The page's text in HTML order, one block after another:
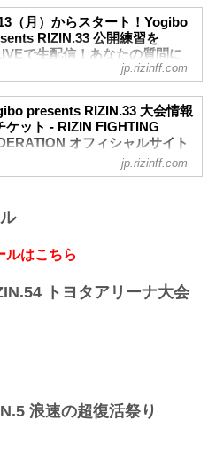
（月）からスタート！Yogibo
RIZIN.33 公開練習を
で生配信！あなたの質問に
が答える？！ - RIZIN
FEDERATION オフィシ
31日（金）さいたまスーパーアリー
開催されるYogibo presents RIZIN.33
場選手たちによる公開練習を、
で生配信することが決定したぞ！
ら生配信され、選手への質疑応答も
る予定だ！選手へ質疑の際に、ラ
問することも…！？
質疑応答の様子を是非ライブ配信で
jp.rizinff.com
presents RIZIN.33 大会情報
ケット - RIZIN FIGHTING
オフィシャルサイト
/ 14:00開始（予定）
FFオフィシャルサイトにてご案内
す。
たまスーパーアリーナ
jp.rizinff.com
はこちら
トヨタアリーナ大会
浪速の超復活祭り